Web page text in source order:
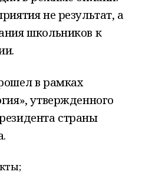
не результат, а
школьников к
в рамках
утвержденного
страны